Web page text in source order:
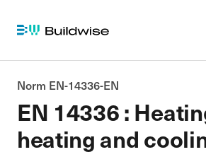
EN 14336 :
heating and
Norm EN-14336-EN